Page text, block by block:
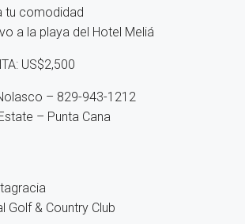
tu comodidad
a la playa del Hotel Meliá
US$2,500
– 829-943-1212
– Punta Cana
Golf & Country Club